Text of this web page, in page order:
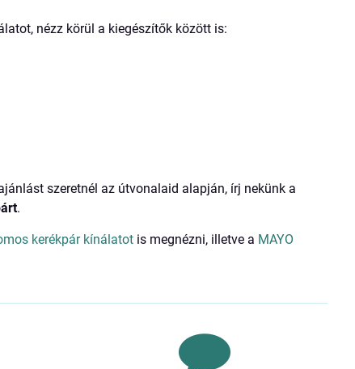
nézz körül a kiegészítők között is:
szeretnél az útvonalaid alapján, írj nekünk a
.
kerékpár kínálatot is megnézni, illetve a MAYO